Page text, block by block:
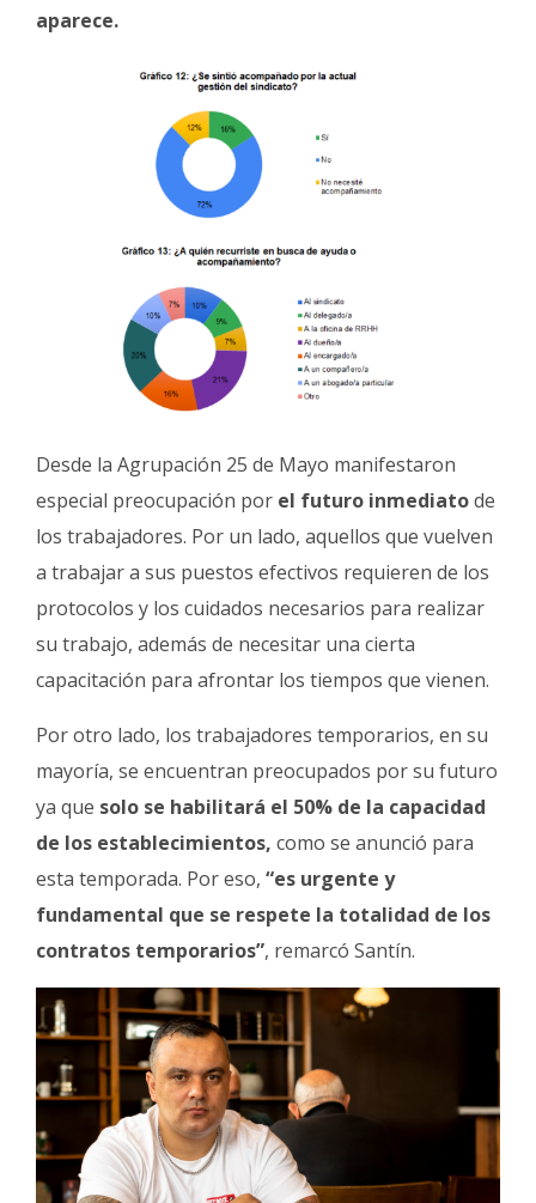
aparece.
Desde la Agrupación 25 de Mayo manifestaron
especial preocupación por el futuro inmediatode
los trabajadores. Por un lado, aquellos que vuelven
a trabajar a sus puestos efectivos requieren de los
protocolos y los cuidados necesarios para realizar
su trabajo, además de necesitar una cierta
capacitación para afrontar los tiempos que vienen.
Por otro lado, los trabajadores temporarios, en su
mayoría, se encuentran preocupados por su futuro
ya que solo se habilitará el 50% de la capacidad
de los establecimientos, como se anunció para
esta temporada. Por eso, “es urgente y
fundamental que se respete la totalidad de los
contratos temporarios”, remarcó Santín.